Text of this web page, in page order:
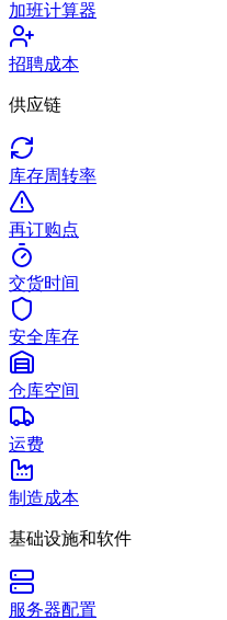
加班计算器
招聘成本
供应链
库存周转率
再订购点
交货时间
安全库存
仓库空间
运费
制造成本
基础设施和软件
服务器配置